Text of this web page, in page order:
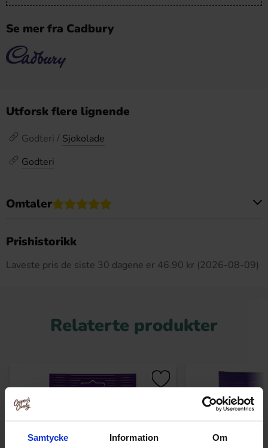
Samtycke Information Om
Se mer fra Cadbury
Utforsk flere lignende
Godteri / Sjokolade
Godteri
Omtaler
Prishistorikk
Laveste pris de siste 30 dagene er 46.90 kr (2026-08-09)
Relaterte produkter